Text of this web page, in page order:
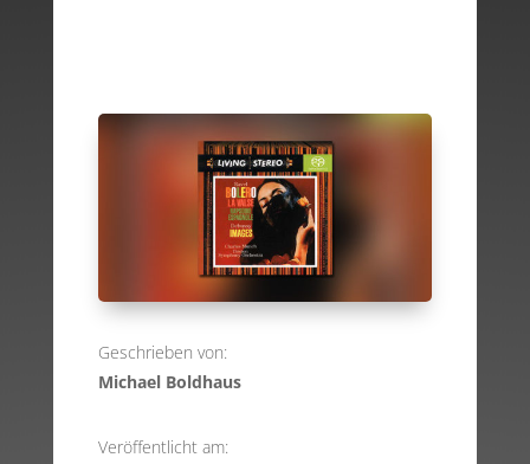
Geschrieben von:
Michael Boldhaus
Veröffentlicht am: